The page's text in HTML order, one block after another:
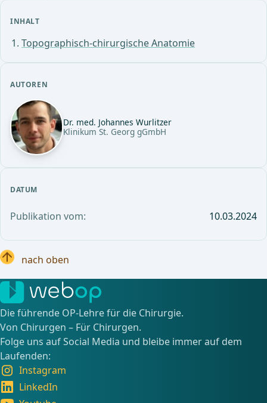
INHALT
Topographisch-chirurgische Anatomie
AUTOREN
Dr. med. Johannes Wurlitzer
Klinikum St. Georg gGmbH
DATUM
Publikation vom: 10.03.2024
nach oben
Die führende OP-Lehre für die Chirurgie.
Von Chirurgen – Für Chirurgen.
Folge uns auf Social Media und bleibe immer auf dem
Laufenden:
Instagram
LinkedIn